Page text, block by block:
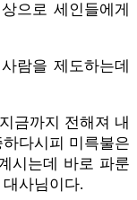
으로 세인들에게
람을 제도하는데
금까지 전해져 내
다시피 미륵불은
시는데 바로 파룬
사님이다.